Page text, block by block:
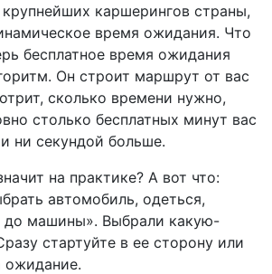
каршерингов страны,
время ожидания. Что
бесплатное время ожидания
Он строит маршрут от вас
сколько времени нужно,
столько бесплатных минут вас
ни секундой больше.
на практике? А вот что:
автомобиль, одеться,
до машины». Выбрали какую-
стартуйте в ее сторону или
ожидание.